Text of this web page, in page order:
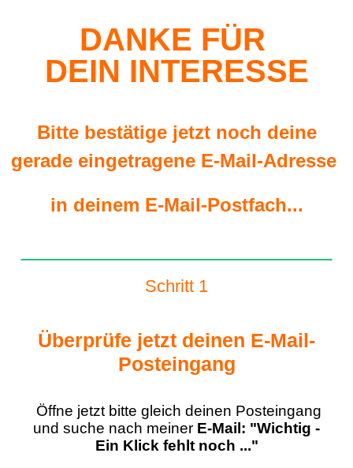
DANKE FÜR
DEIN INTERESSE
Bitte bestätige jetzt noch deine
gerade eingetragene E-Mail-Adresse
in deinem E-Mail-Postfach...
Schritt 1
Überprüfe jetzt deinen E-Mail-
Posteingang
Öffne jetzt bitte gleich deinen Posteingang
und suche nach meiner E-Mail: "Wichtig -
Ein Klick fehlt noch ..."